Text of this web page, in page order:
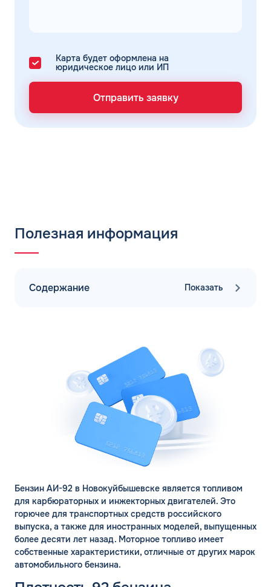
Карта будет оформлена на
юридическое лицо или ИП
Отправить заявку
Полезная информация
Содержание Показать
Бензин АИ-92 в Новокуйбышевске является топливом
для карбюраторных и инжекторных двигателей. Это
горючее для транспортных средств российского
выпуска, а также для иностранных моделей, выпущенных
более десяти лет назад. Моторное топливо имеет
собственные характеристики, отличные от других марок
автомобильного бензина.